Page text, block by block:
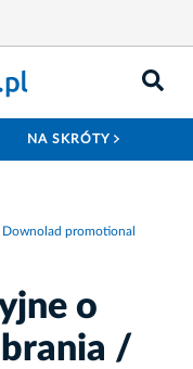
NA SKRÓTY
promotional
o
/